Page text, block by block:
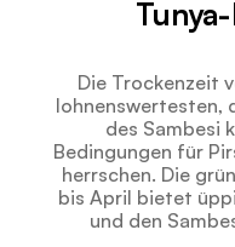
Die Trockenzeit
lohnenswertesten,
des Sambesi
Bedingungen für
herrschen. Die
bis April bietet
und den